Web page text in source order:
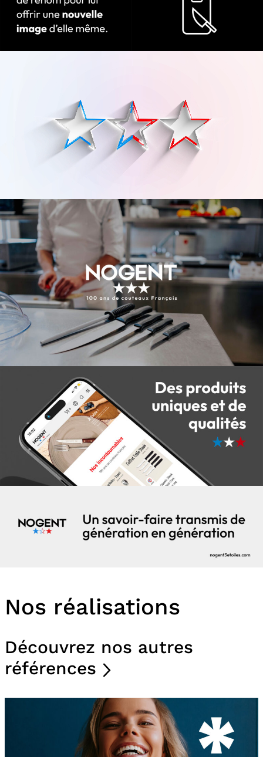
Nos réalisations
Découvrez nos autres
références